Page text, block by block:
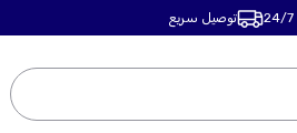
توصيل سريع